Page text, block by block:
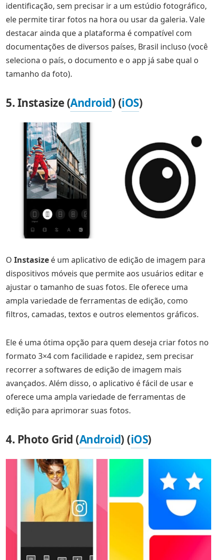
identificação, sem precisar ir a um estúdio fotográfico,
ele permite tirar fotos na hora ou usar da galeria. Vale
destacar ainda que a plataforma é compatível com
documentações de diversos países, Brasil incluso (você
seleciona o país, o documento e o app já sabe qual o
tamanho da foto).
5. Instasize (Android) (iOS)
O Instasize é um aplicativo de edição de imagem para
dispositivos móveis que permite aos usuários editar e
ajustar o tamanho de suas fotos. Ele oferece uma
ampla variedade de ferramentas de edição, como
filtros, camadas, textos e outros elementos gráficos.
Ele é uma ótima opção para quem deseja criar fotos no
formato 3×4 com facilidade e rapidez, sem precisar
recorrer a softwares de edição de imagem mais
avançados. Além disso, o aplicativo é fácil de usar e
oferece uma ampla variedade de ferramentas de
edição para aprimorar suas fotos.
4. Photo Grid (Android) (iOS)